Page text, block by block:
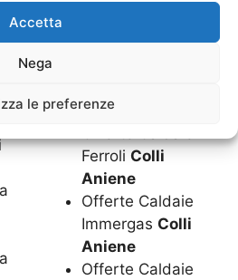
Accetta
Nega
le preferenze
Aniene
Aniene
FerroliColli
Aniene
Offerte Caldaie
Immergas Colli
Aniene
Offerte Caldaie